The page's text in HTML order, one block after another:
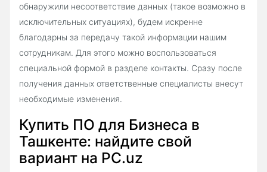
обнаружили несоответствие данных (такое возможно в
исключительных ситуациях), будем искренне
благодарны за передачу такой информации нашим
сотрудникам. Для этого можно воспользоваться
специальной формой в разделе контакты. Сразу после
получения данных ответственные специалисты внесут
необходимые изменения.
Купить ПО для Бизнеса в
Ташкенте: найдите свой
вариант на PC.uz